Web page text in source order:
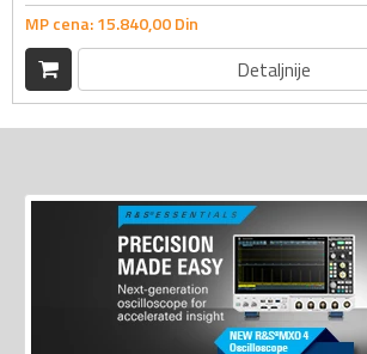
MP cena:15.840,00Din
Detaljnije